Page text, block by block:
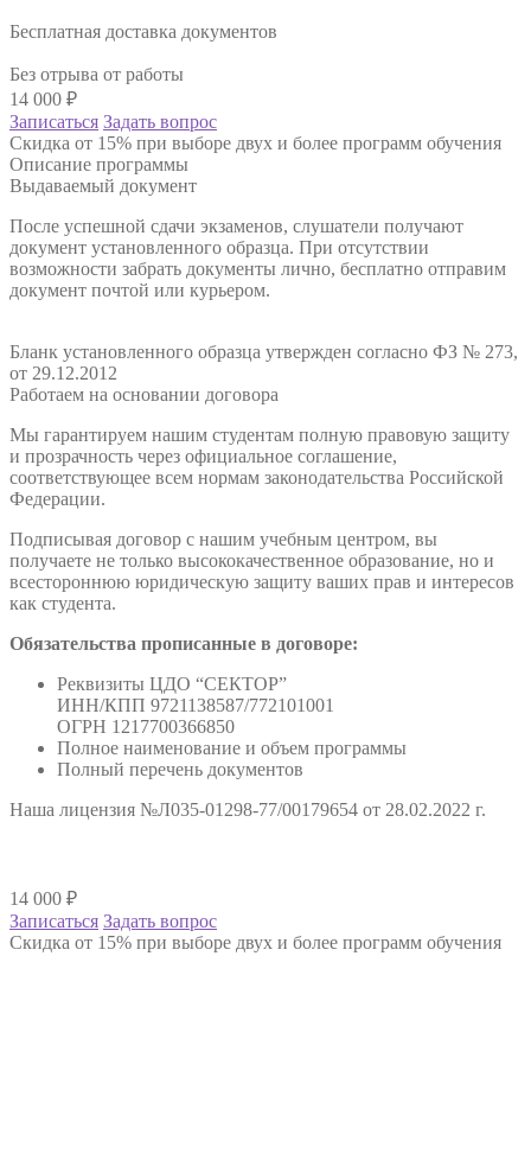
Бесплатная доставка документов
Без отрыва от работы
14 000 ₽
Записаться Задать вопрос
Скидка от 15% при выборе двух и более программ обучения
Описание программы
Выдаваемый документ
После успешной сдачи экзаменов, слушатели получают
документ установленного образца. При отсутствии
возможности забрать документы лично, бесплатно отправим
документ почтой или курьером.
Бланк установленного образца утвержден согласно ФЗ № 273,
от 29.12.2012
Работаем на основании договора
Мы гарантируем нашим студентам полную правовую защиту
и прозрачность через официальное соглашение,
соответствующее всем нормам законодательства Российской
Федерации.
Подписывая договор с нашим учебным центром, вы
получаете не только высококачественное образование, но и
всестороннюю юридическую защиту ваших прав и интересов
как студента.
Обязательства прописанные в договоре:
Реквизиты ЦДО “СЕКТОР”
ИНН/КПП 9721138587/772101001
ОГРН 1217700366850
Полное наименование и объем программы
Полный перечень документов
Наша лицензия №Л035-01298-77/00179654 от 28.02.2022 г.
14 000 ₽
Записаться Задать вопрос
Скидка от 15% при выборе двух и более программ обучения